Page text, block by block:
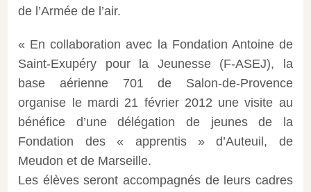
de l’Armée de l’air.
« En collaboration avec la Fondation Antoine de
Saint-Exupéry pour la Jeunesse (F-ASEJ), la
base aérienne 701 de Salon-de-Provence
organise le mardi 21 février 2012 une visite au
bénéfice d’une délégation de jeunes de la
Fondation des « apprentis » d’Auteuil, de
Meudon et de Marseille.
Les élèves seront accompagnés de leurs cadres